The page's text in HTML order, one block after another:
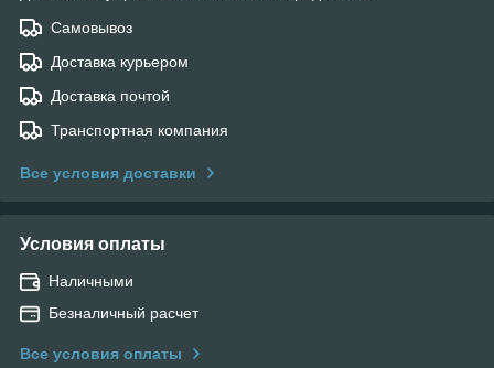
Самовывоз
Доставка курьером
Доставка почтой
Транспортная компания
Все условия доставки
Условия оплаты
Наличными
Безналичный расчет
Все условия оплаты